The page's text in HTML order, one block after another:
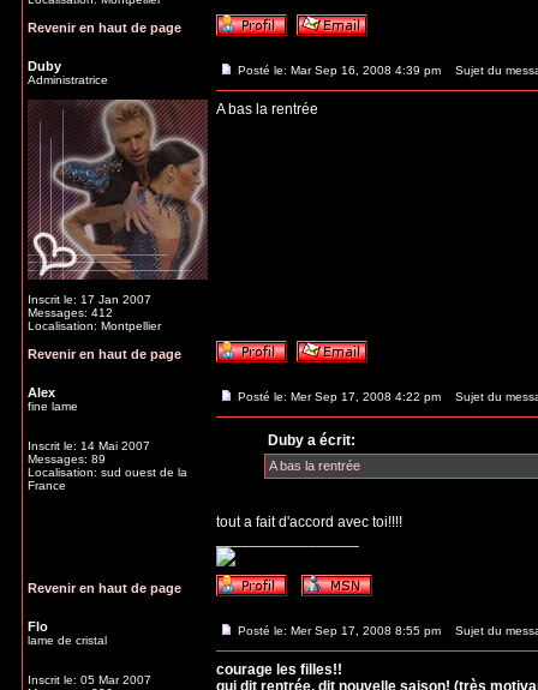
Revenir en haut de page
Duby
Administratrice
Inscrit le: 17 Jan 2007
Messages: 412
Localisation: Montpellier
Posté le: Mar Sep 16, 2008 4:39 pm Sujet du
A bas la rentrée
Revenir en haut de page
Alex
fine lame
Inscrit le: 14 Mai 2007
Messages: 89
Localisation: sud ouest de la
France
Posté le: Mer Sep 17, 2008 4:22 pm Sujet du
Duby a écrit:
A bas la rentrée
tout a fait d'accord avec toi!!!!
Revenir en haut de page
Flo
lame de cristal
Inscrit le: 05 Mar 2007
Posté le: Mer Sep 17, 2008 8:55 pm Sujet du
courage les filles!!
qui dit rentrée, dit nouvelle saison! (très